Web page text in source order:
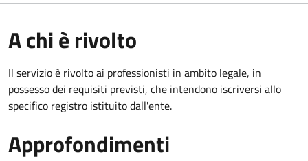
A chi è rivolto
Il servizio è rivolto ai professionisti in ambito legale, in
possesso dei requisiti previsti, che intendono iscriversi allo
specifico registro istituito dall'ente.
Approfondimenti